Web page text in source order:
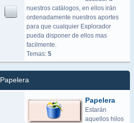
nuestros catálogos, en ellos irán
ordenadamente nuestros aportes
para que cualquier Explorador
pueda disponer de ellos mas
facilmente.
Temas: 5
Papelera
Papelera
Estarán
aquellos hilos